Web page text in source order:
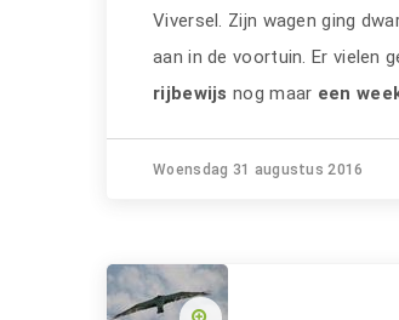
Viversel. Zijn wagen ging
aan in de voortuin. Er vielen
rijbewijs nog maar een
Woensdag 31 augustus 2016